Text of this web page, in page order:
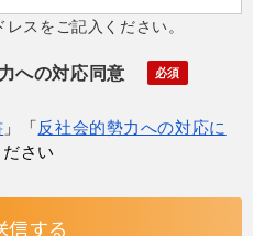
スをご記入ください。
への対応同意
」「反社会的勢力への対応に
さい